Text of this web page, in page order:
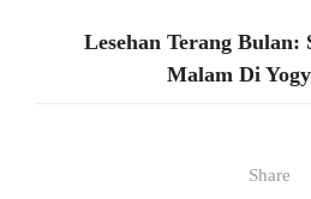
Share
Lesehan Terang Bulan:
Malam Di